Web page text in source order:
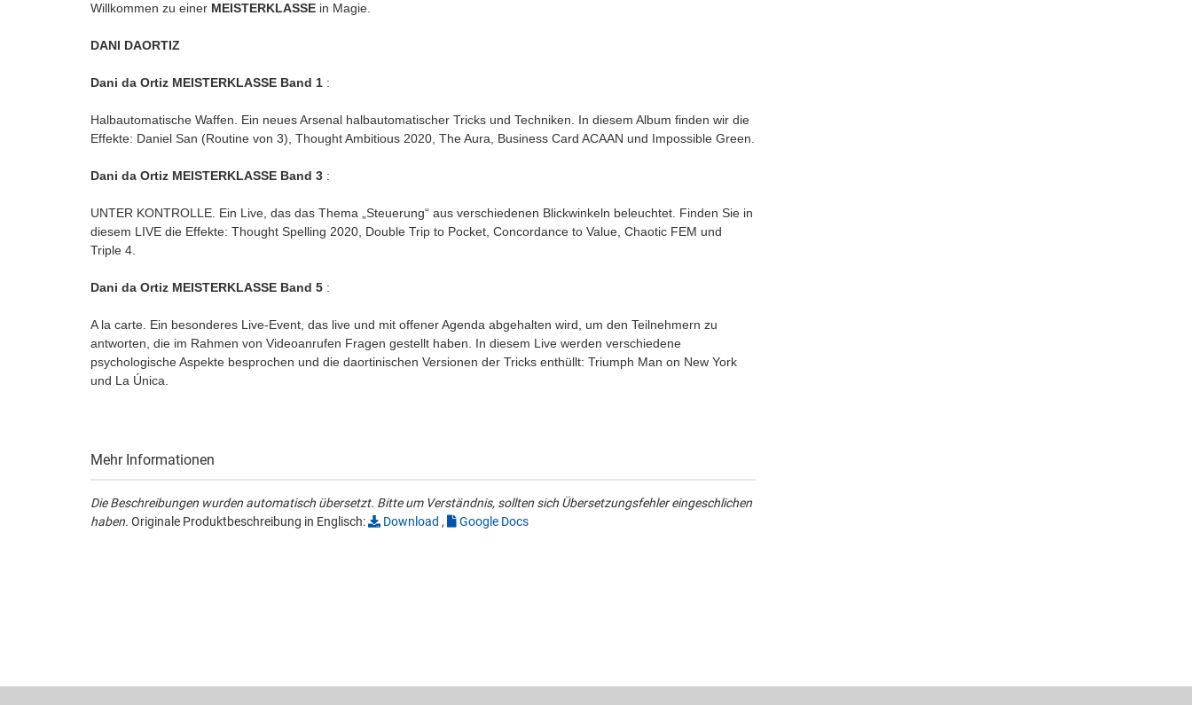
Willkommen zu einer MEISTERKLASSE in Magie.
DANI DAORTIZ
Dani da Ortiz MEISTERKLASSE Band 1 :
Halbautomatische Waffen. Ein neues Arsenal halbautomatischer Tricks und Techniken. In diesem Album finden wir die
Effekte: Daniel San (Routine von 3), Thought Ambitious 2020, The Aura, Business Card ACAAN und Impossible Green.
Dani da Ortiz MEISTERKLASSE Band 3 :
UNTER KONTROLLE. Ein Live, das das Thema „Steuerung“ aus verschiedenen Blickwinkeln beleuchtet. Finden Sie in
diesem LIVE die Effekte: Thought Spelling 2020, Double Trip to Pocket, Concordance to Value, Chaotic FEM und
Triple 4.
Dani da Ortiz MEISTERKLASSE Band 5 :
A la carte. Ein besonderes Live-Event, das live und mit offener Agenda abgehalten wird, um den Teilnehmern zu
antworten, die im Rahmen von Videoanrufen Fragen gestellt haben. In diesem Live werden verschiedene
psychologische Aspekte besprochen und die daortinischen Versionen der Tricks enthüllt: Triumph Man on New York
und La Única.
Mehr Informationen
Die Beschreibungen wurden automatisch übersetzt. Bitte um Verständnis, sollten sich Übersetzungsfehler eingeschlichen
haben. Originale Produktbeschreibung in Englisch: Download , Google Docs